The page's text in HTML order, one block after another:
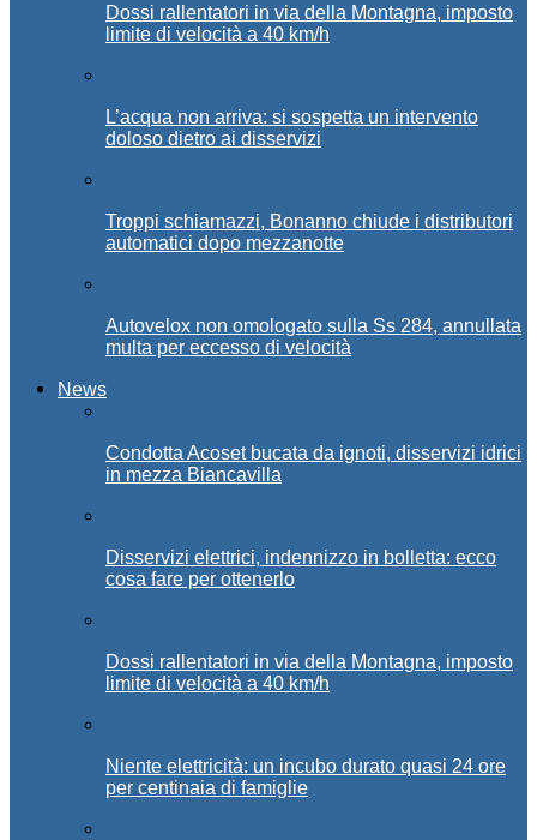
Dossi rallentatori in via della Montagna, imposto
limite di velocità a 40 km/h
L’acqua non arriva: si sospetta un intervento
doloso dietro ai disservizi
Troppi schiamazzi, Bonanno chiude i distributori
automatici dopo mezzanotte
Autovelox non omologato sulla Ss 284, annullata
multa per eccesso di velocità
News
Condotta Acoset bucata da ignoti, disservizi idrici
in mezza Biancavilla
Disservizi elettrici, indennizzo in bolletta: ecco
cosa fare per ottenerlo
Dossi rallentatori in via della Montagna, imposto
limite di velocità a 40 km/h
Niente elettricità: un incubo durato quasi 24 ore
per centinaia di famiglie